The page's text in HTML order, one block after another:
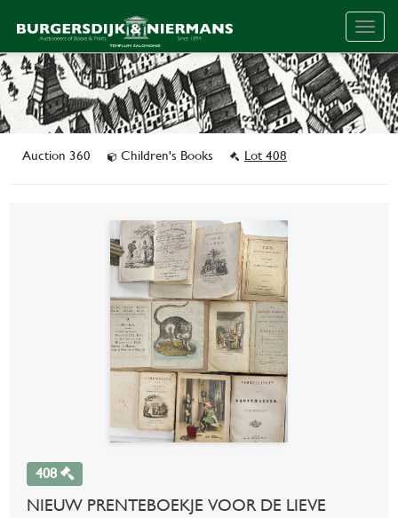
Auction 360 Children's Books Lot 408
408
NIEUW PRENTEBOEKJE VOOR DE LIEVE